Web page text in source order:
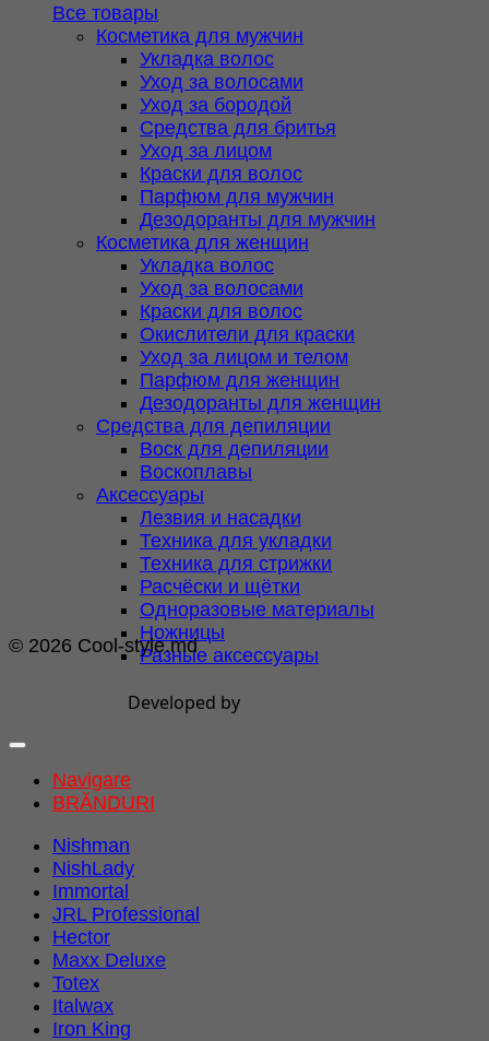
Все товары
Косметика для мужчин
Укладка волос
Уход за волосами
Уход за бородой
Средства для бритья
Уход за лицом
Краски для волос
Парфюм для мужчин
Дезодоранты для мужчин
Косметика для женщин
Укладка волос
Уход за волосами
Краски для волос
Окислители для краски
Уход за лицом и телом
Парфюм для женщин
Дезодоранты для женщин
Средства для депиляции
Воск для депиляции
Воскоплавы
Аксессуары
Лезвия и насадки
Техника для укладки
Техника для стрижки
Расчёски и щётки
Одноразовые материалы
Ножницы
Разные аксессуары
© 2026 Cool-style.md
Developed by
Navigare
BRĂNDURI
Nishman
NishLady
Immortal
JRL Professional
Hector
Maxx Deluxe
Totex
Italwax
Iron King